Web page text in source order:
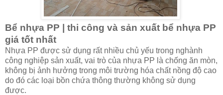
Bể nhựa PP | thi công và sản xuất bể nhựa PP
giá tốt nhất
Nhựa PP được sử dụng rất nhiều chủ yếu trong nghành
công nghiệp sản xuất, vai trò của nhựa PP là chống ăn mòn,
không bị ảnh hưởng trong môi trường hóa chất nồng độ cao
do đó các loại bồn chứa thông thường không sử dụng
được.